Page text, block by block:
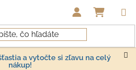
a vytočte si zľavu na celý
nákup!